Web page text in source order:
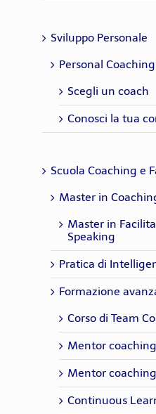
Sviluppo Personale
Personal Coaching
Scegli un coach
Conosci la tua
Scuola Coaching e
Master in
Master in
Speaking
Pratica di
Formazione
Corso di Team
Mentor
Mentor
Continuous